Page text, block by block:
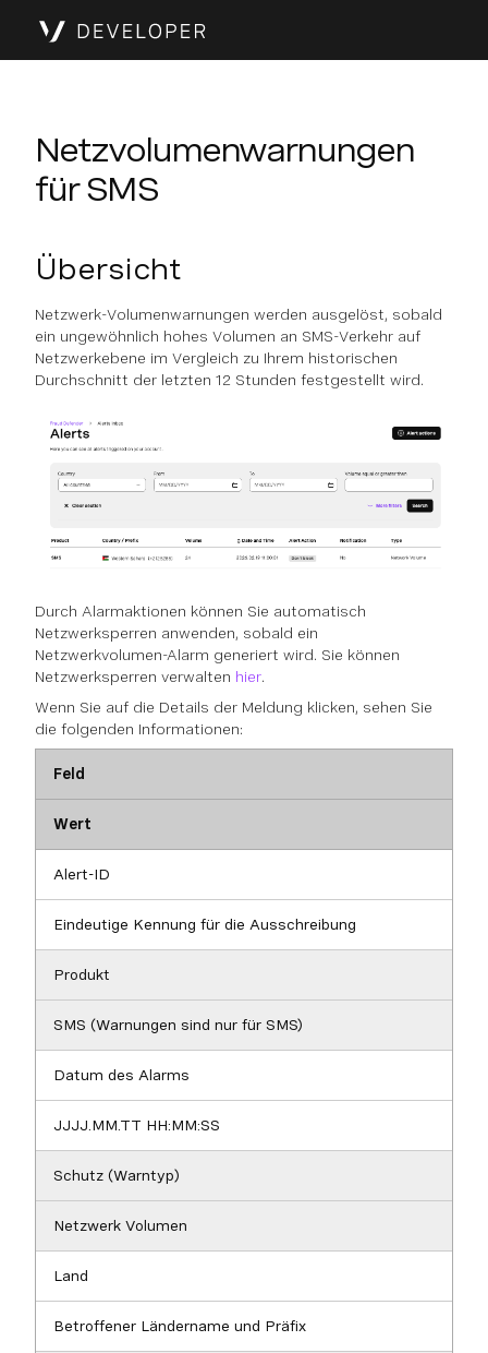
Netzvolumenwarnungen
für SMS
Übersicht
Netzwerk-Volumenwarnungen werden ausgelöst, sobald
ein ungewöhnlich hohes Volumen an SMS-Verkehr auf
Netzwerkebene im Vergleich zu Ihrem historischen
Durchschnitt der letzten 12 Stunden festgestellt wird.
Durch Alarmaktionen können Sie automatisch
Netzwerksperren anwenden, sobald ein
Netzwerkvolumen-Alarm generiert wird. Sie können
Netzwerksperren verwalten hier.
Wenn Sie auf die Details der Meldung klicken, sehen Sie
die folgenden Informationen:
Feld
Wert
Alert-ID
Eindeutige Kennung für die Ausschreibung
Produkt
SMS (Warnungen sind nur für SMS)
Datum des Alarms
JJJJ.MM.TT HH:MM:SS
Schutz (Warntyp)
Netzwerk Volumen
Land
Betroffener Ländername und Präfix